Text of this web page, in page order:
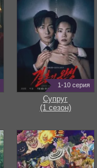
1-10 серия
Супруг
(1 сезон)